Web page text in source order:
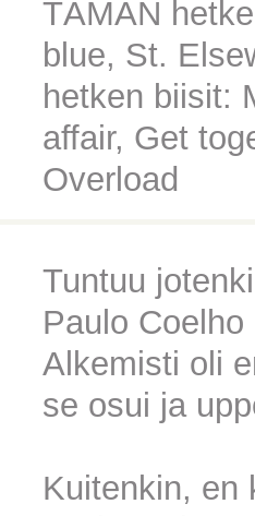
TÄMÄN
blue, St.
hetken biisit:
affair, Get
Overload
Tuntuu
Paulo
Alkemisti oli
se osui ja
Kuitenkin, en